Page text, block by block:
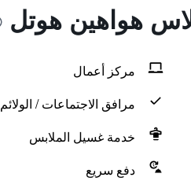
هواهين هوتل
مركز أعمال
مرافق الاجتماعات / الولائم
خدمة غسيل الملابس
دفع سريع